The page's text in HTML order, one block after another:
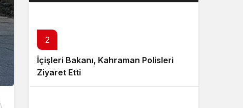
2
İçişleri Bakanı, Kahraman Polisleri
Ziyaret Etti